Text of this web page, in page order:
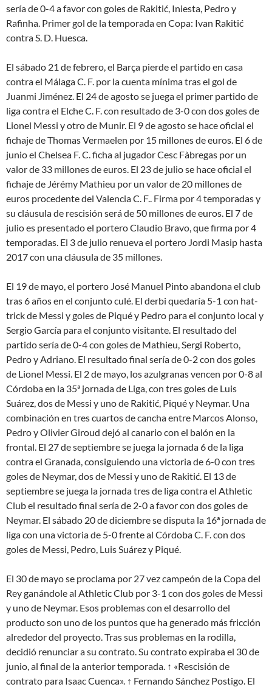
sería de 0-4 a favor con goles de Rakitić, Iniesta, Pedro y
Rafinha. Primer gol de la temporada en Copa: Ivan Rakitić
contra S. D. Huesca.
El sábado 21 de febrero, el Barça pierde el partido en casa
contra el Málaga C. F. por la cuenta mínima tras el gol de
Juanmi Jiménez. El 24 de agosto se juega el primer partido de
liga contra el Elche C. F. con resultado de 3-0 con dos goles de
Lionel Messi y otro de Munir. El 9 de agosto se hace oficial el
fichaje de Thomas Vermaelen por 15 millones de euros. El 6 de
junio el Chelsea F. C. ficha al jugador Cesc Fàbregas por un
valor de 33 millones de euros. El 23 de julio se hace oficial el
fichaje de Jérémy Mathieu por un valor de 20 millones de
euros procedente del Valencia C. F.. Firma por 4 temporadas y
su cláusula de rescisión será de 50 millones de euros. El 7 de
julio es presentado el portero Claudio Bravo, que firma por 4
temporadas. El 3 de julio renueva el portero Jordi Masip hasta
2017 con una cláusula de 35 millones.
El 19 de mayo, el portero José Manuel Pinto abandona el club
tras 6 años en el conjunto culé. El derbi quedaría 5-1 con hat-
trick de Messi y goles de Piqué y Pedro para el conjunto local y
Sergio García para el conjunto visitante. El resultado del
partido sería de 0-4 con goles de Mathieu, Sergi Roberto,
Pedro y Adriano. El resultado final sería de 0-2 con dos goles
de Lionel Messi. El 2 de mayo, los azulgranas vencen por 0-8 al
Córdoba en la 35ª jornada de Liga, con tres goles de Luis
Suárez, dos de Messi y uno de Rakitić, Piqué y Neymar. Una
combinación en tres cuartos de cancha entre Marcos Alonso,
Pedro y Olivier Giroud dejó al canario con el balón en la
frontal. El 27 de septiembre se juega la jornada 6 de la liga
contra el Granada, consiguiendo una victoria de 6-0 con tres
goles de Neymar, dos de Messi y uno de Rakitić. El 13 de
septiembre se juega la jornada tres de liga contra el Athletic
Club el resultado final sería de 2-0 a favor con dos goles de
Neymar. El sábado 20 de diciembre se disputa la 16ª jornada de
liga con una victoria de 5-0 frente al Córdoba C. F. con dos
goles de Messi, Pedro, Luis Suárez y Piqué.
El 30 de mayo se proclama por 27 vez campeón de la Copa del
Rey ganándole al Athletic Club por 3-1 con dos goles de Messi
y uno de Neymar. Esos problemas con el desarrollo del
producto son uno de los puntos que ha generado más fricción
alrededor del proyecto. Tras sus problemas en la rodilla,
decidió renunciar a su contrato. Su contrato expiraba el 30 de
junio, al final de la anterior temporada. ↑ «Rescisión de
contrato para Isaac Cuenca». ↑ Fernando Sánchez Postigo. El